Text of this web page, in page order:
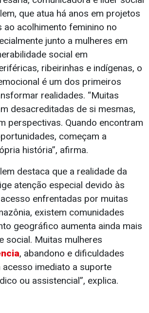
que atua há anos em projetos
ao acolhimento feminino no
junto a mulheres em
social em
ribeirinhas e indígenas, o
é um dos primeiros
realidades. “Muitas
desacreditadas de si mesmas,
perspectivas. Quando encontram
começam a
história”, afirma.
destaca que a realidade da
atenção especial devido às
enfrentadas por muitas
existem comunidades
geográfico aumenta ainda mais
social. Muitas mulheres
, abandono e dificuldades
imediato a suporte
ou assistencial”, explica.